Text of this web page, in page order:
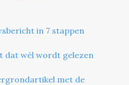
in 7 stappen
dat wél wordt gelezen
met de